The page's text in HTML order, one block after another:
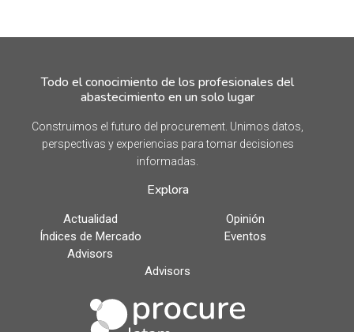
Todo el conocimiento de los profesionales del
abastecimiento en un solo lugar
Construimos el futuro del procurement. Unimos datos,
perspectivas y experiencias para tomar decisiones
informadas.
Explora
Actualidad
Opinión
Índices de Mercado
Eventos
Advisors
Advisors